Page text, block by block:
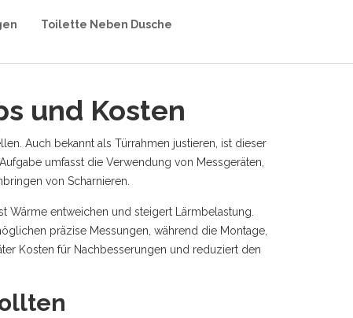
Toilette Neben Dusche
und Kosten
. Auch bekannt als Türrahmen justieren , ist dieser
umfasst die Verwendung von Messgeräten,
von Scharnieren.
Wärme entweichen und steigert Lärmbelastung.
präzise Messungen, während die Montage
Kosten für Nachbesserungen und reduziert den